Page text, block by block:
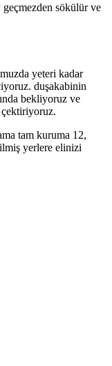
geçmezden sökülür ve
yeteri kadar
duşakabinin
bekliyoruz ve
çektiriyoruz.
tam kuruma 12,
yerlere elinizi